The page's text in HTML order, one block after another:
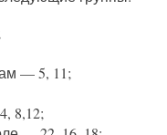
— 5, 11;
8,12;